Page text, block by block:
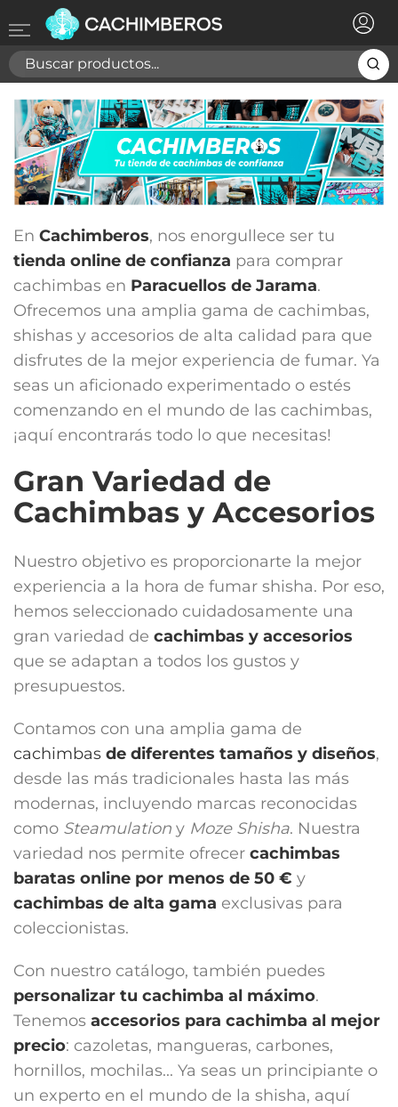
En Cachimberos, nos enorgullece ser tu
tienda online de confianza para comprar
cachimbas en Paracuellos de Jarama.
Ofrecemos una amplia gama de cachimbas,
shishas y accesorios de alta calidad para que
disfrutes de la mejor experiencia de fumar. Ya
seas un aficionado experimentado o estés
comenzando en el mundo de las cachimbas,
¡aquí encontrarás todo lo que necesitas!
Gran Variedad de
Cachimbas y Accesorios
Nuestro objetivo es proporcionarte la mejor
experiencia a la hora de fumar shisha. Por eso,
hemos seleccionado cuidadosamente una
gran variedad de cachimbas y accesorios
que se adaptan a todos los gustos y
presupuestos.
Contamos con una amplia gama de
cachimbas de diferentes tamaños y diseños,
desde las más tradicionales hasta las más
modernas, incluyendo marcas reconocidas
como Steamulation y Moze Shisha. Nuestra
variedad nos permite ofrecer cachimbas
baratas online por menos de 50 € y
cachimbas de alta gama exclusivas para
coleccionistas.
Con nuestro catálogo, también puedes
personalizar tu cachimba al máximo.
Tenemos accesorios para cachimba al mejor
precio: cazoletas, mangueras, carbones,
hornillos, mochilas... Ya seas un principiante o
un experto en el mundo de la shisha, aquí
Registrarse ×
Necesitas hacer login para guardar productos en tu
lista de deseos
Cancelar Registrarse